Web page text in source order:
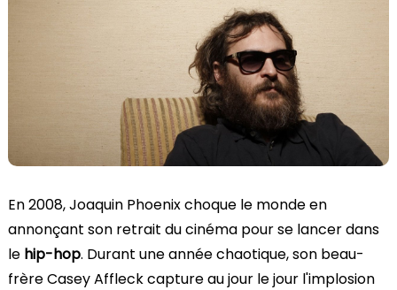
En 2008, Joaquin Phoenix choque le monde en
annonçant son retrait du cinéma pour se lancer dans
le hip-hop. Durant une année chaotique, son beau-
frère Casey Affleck capture au jour le jour l'implosion